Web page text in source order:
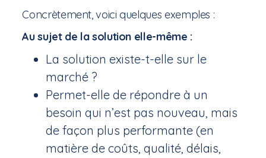
Concrètement, voici quelques exemples :
Au sujet de la solution elle-même :
La solution existe-t-elle sur le
marché ?
Permet-elle de répondre à un
besoin qui n’est pas nouveau, mais
de façon plus performante (en
matière de coûts, qualité, délais,